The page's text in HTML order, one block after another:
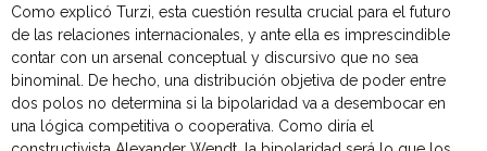
Como explicó Turzi, esta cuestión resulta crucial para el futuro
de las relaciones internacionales, y ante ella es imprescindible
contar con un arsenal conceptual y discursivo que no sea
binominal. De hecho, una distribución objetiva de poder entre
dos polos no determina si la bipolaridad va a desembocar en
una lógica competitiva o cooperativa. Como diría el